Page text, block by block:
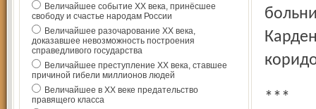
Величайшее событие ХХ века, принёсшее
свободу и счастье народам России
Величайшее разочарование ХХ века,
доказавшее невозможность построения
справедливого государства
Величайшее преступление ХХ века, ставшее
причиной гибели миллионов людей
Величайшее в ХХ веке предательство
правящего класса
***